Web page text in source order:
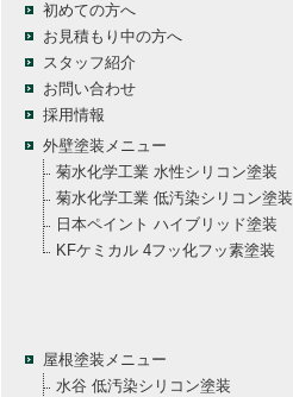
初めての方へ
お見積もり中の方へ
スタッフ紹介
お問い合わせ
採用情報
外壁塗装メニュー
菊水化学工業 水性シリコン塗装
菊水化学工業 低汚染シリコン塗装
日本ペイント ハイブリッド塗装
KFケミカル 4フッ化フッ素塗装
屋根塗装メニュー
水谷 低汚染シリコン塗装